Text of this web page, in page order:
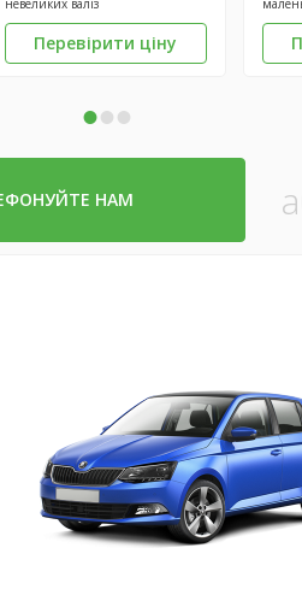
невеликих валіз
Перевірити ціну
•••
НАМ